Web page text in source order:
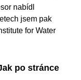
nabídl
jsem pak
for Water
po stránce